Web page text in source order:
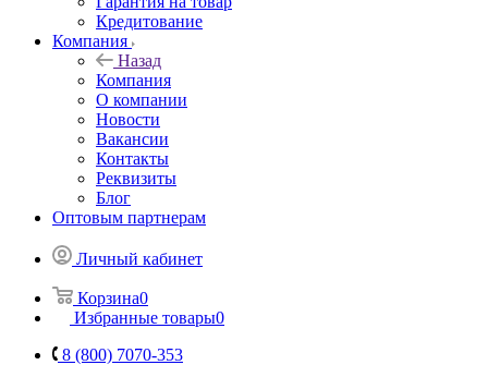
Кредитование
Компания
Назад
Компания
О компании
Новости
Вакансии
Контакты
Реквизиты
Блог
Оптовым партнерам
Личный кабинет
Корзина0
Избранные товары0
8 (800) 7070-353